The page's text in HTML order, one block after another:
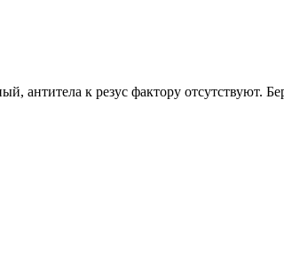
антитела к резус фактору отсутствуют.